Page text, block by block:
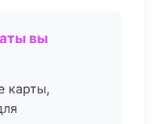
вы
карты,